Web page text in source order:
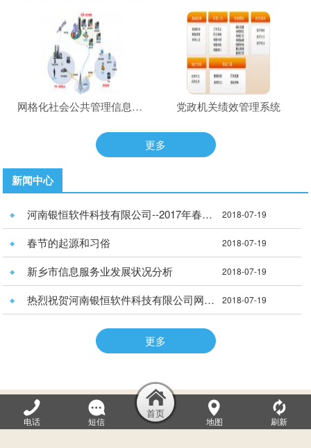
网格化社会公共管理信息平台 党政机关绩效管理系统
更多
新闻中心
河南银恒软件科技有限公司--2017年春季拓展训练营 2018-07-19
春节的起源和习俗 2018-07-19
新乡市信息服务业发展状况分析 2018-07-19
热烈祝贺河南银恒软件科技有限公司网站正式开通！！ 2018-07-19
更多
河南银恒软件科技有限公司
电话 短信 地图 刷新